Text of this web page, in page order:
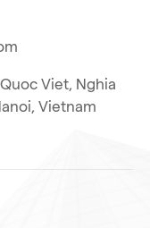
Viet, Nghia
Vietnam